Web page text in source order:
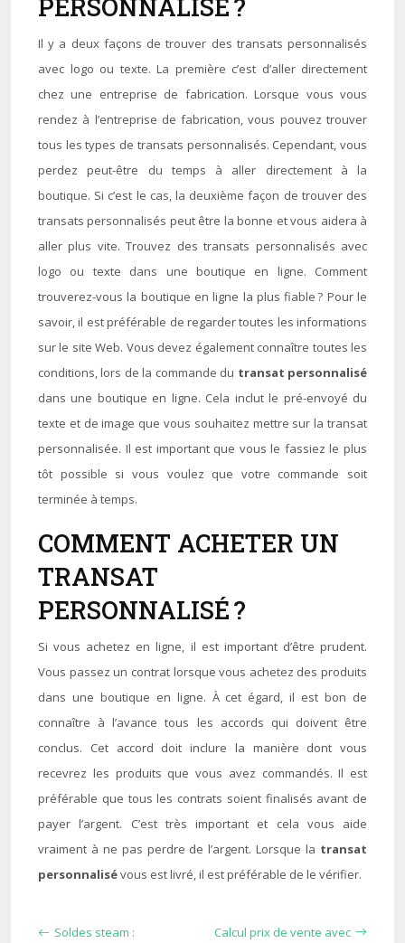
PERSONNALISÉ ?
Il y a deux façons de trouver des transats personnalisés
avec logo ou texte. La première c’est d’aller directement
chez une entreprise de fabrication. Lorsque vous vous
rendez à l’entreprise de fabrication, vous pouvez trouver
tous les types de transats personnalisés. Cependant, vous
perdez peut-être du temps à aller directement à la
boutique. Si c’est le cas, la deuxième façon de trouver des
transats personnalisés peut être la bonne et vous aidera à
aller plus vite. Trouvez des transats personnalisés avec
logo ou texte dans une boutique en ligne. Comment
trouverez-vous la boutique en ligne la plus fiable ? Pour le
savoir, il est préférable de regarder toutes les informations
sur le site Web. Vous devez également connaître toutes les
conditions, lors de la commande du transat personnalisé
dans une boutique en ligne. Cela inclut le pré-envoyé du
texte et de image que vous souhaitez mettre sur la transat
personnalisée. Il est important que vous le fassiez le plus
tôt possible si vous voulez que votre commande soit
terminée à temps.
COMMENT ACHETER UN
TRANSAT
PERSONNALISÉ ?
Si vous achetez en ligne, il est important d’être prudent.
Vous passez un contrat lorsque vous achetez des produits
dans une boutique en ligne. À cet égard, il est bon de
connaître à l’avance tous les accords qui doivent être
conclus. Cet accord doit inclure la manière dont vous
recevrez les produits que vous avez commandés. Il est
préférable que tous les contrats soient finalisés avant de
payer l’argent. C’est très important et cela vous aide
vraiment à ne pas perdre de l’argent. Lorsque la transat
personnalisévous est livré, il est préférable de le vérifier.
Soldes steam :
Calcul prix de vente avec